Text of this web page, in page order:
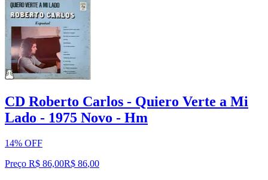
CD Roberto Carlos - Quiero Verte a Mi
Lado - 1975 Novo - Hm
14% OFF
Preço R$ 86,00R$ 86,00